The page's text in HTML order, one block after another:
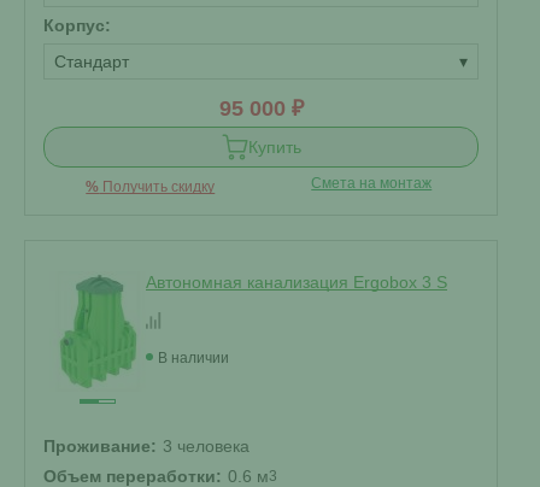
Корпус:
Стандарт
▾
95 000 ₽
Купить
% Получить скидку Смета на монтаж
Автономная канализация Ergobox 3 S
В наличии
Проживание: 3 человека
Объем переработки: 0.6 м3